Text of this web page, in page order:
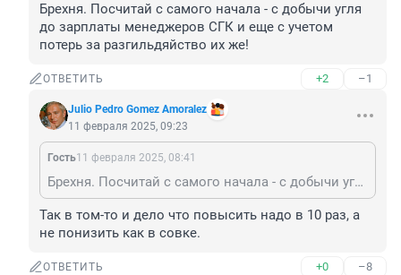
Брехня. Посчитай с самого начала - с добычи угля
до зарплаты менеджеров СГК и еще с учетом
потерь за разгильдяйство их же!
ОТВЕТИТЬ +2 –1
Julio Pedro Gomez Amoralez
11 февраля 2025, 09:23
Гость11 февраля 2025, 08:41
Брехня. Посчитай с самого начала - с добычи угля до зарплаты менеджеров СГК и еще с учетом потерь за разгильдяйство их же!
Так в том-то и дело что повысить надо в 10 раз, а
не понизить как в совке.
ОТВЕТИТЬ +0 –8